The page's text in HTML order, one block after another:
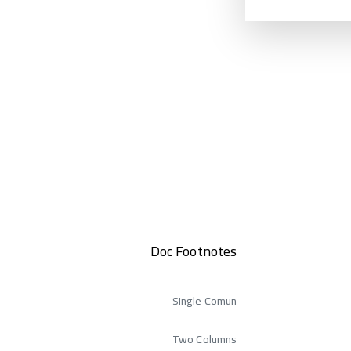
Doc Footnotes
Single Comun
Two Columns